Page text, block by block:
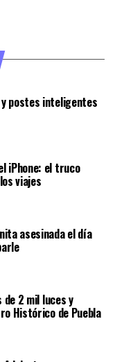
y postes inteligentes
iPhone: el truco
viajes
asesinada el día
2 mil luces y
Histórico de Puebla